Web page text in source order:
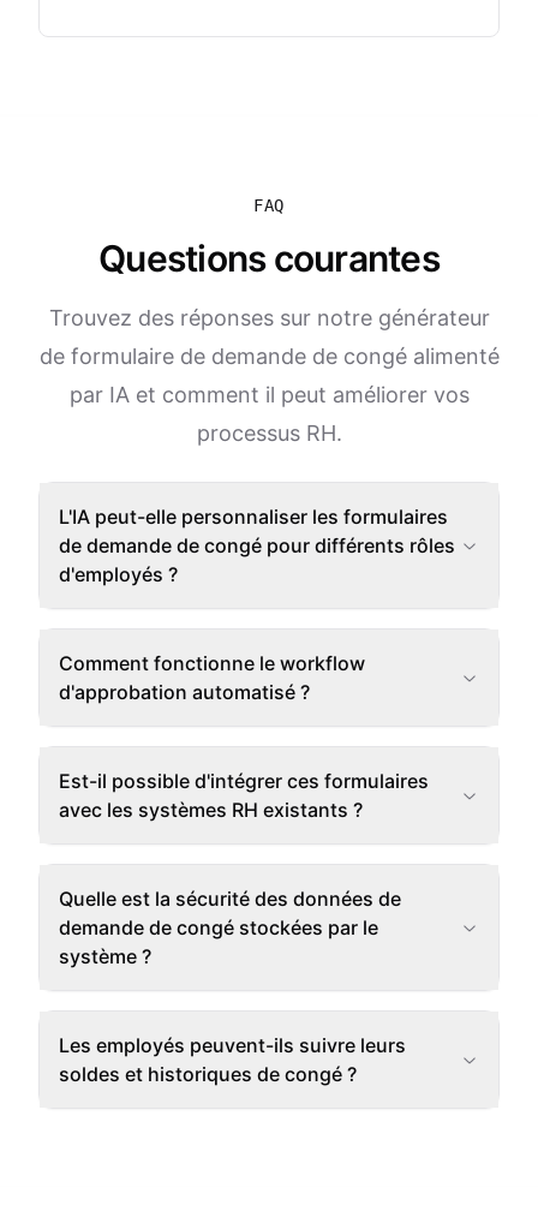
FAQ
Questions courantes
Trouvez des réponses sur notre générateur
de formulaire de demande de congé alimenté
par IA et comment il peut améliorer vos
processus RH.
L'IA peut-elle personnaliser les formulaires
de demande de congé pour différents rôles
d'employés ?
Comment fonctionne le workflow
d'approbation automatisé ?
Est-il possible d'intégrer ces formulaires
avec les systèmes RH existants ?
Quelle est la sécurité des données de
demande de congé stockées par le
système ?
Les employés peuvent-ils suivre leurs
soldes et historiques de congé ?